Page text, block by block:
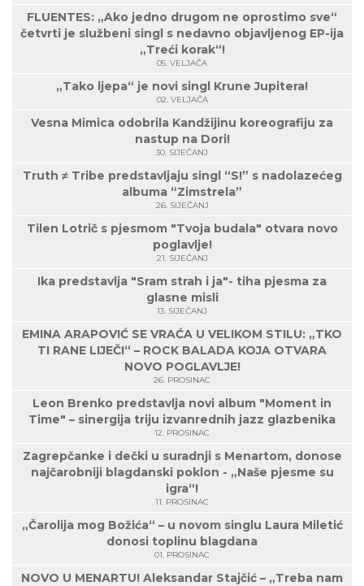
FLUENTES: „Ako jedno drugom ne oprostimo sve“
četvrti je službeni singl s nedavno objavljenog EP-ija
„Treći korak“!
05. VELJAČA
„Tako ljepa“ je novi singl Krune Jupitera!
02. VELJAČA
Vesna Mimica odobrila Kandžijinu koreografiju za
nastup na Dori!
30. SIJEČANJ
Truth ≠ Tribe predstavljaju singl “S!” s nadolazećeg
albuma “Zimstrela”
26. SIJEČANJ
Tilen Lotrič s pjesmom "Tvoja budala" otvara novo
poglavlje!
21. SIJEČANJ
Ika predstavlja "Sram strah i ja"- tiha pjesma za
glasne misli
13. SIJEČANJ
EMINA ARAPOVIĆ SE VRAĆA U VELIKOM STILU: „TKO
TI RANE LIJEČI“ – ROCK BALADA KOJA OTVARA
NOVO POGLAVLJE!
26. PROSINAC
Leon Brenko predstavlja novi album "Moment in
Time" – sinergija triju izvanrednih jazz glazbenika
12. PROSINAC
Zagrepčanke i dečki u suradnji s Menartom, donose
najčarobniji blagdanski poklon - „Naše pjesme su
igra“!
11. PROSINAC
„Čarolija mog Božića“ – u novom singlu Laura Miletić
donosi toplinu blagdana
01. PROSINAC
NOVO U MENARTU! Aleksandar Stajčić – „Treba nam